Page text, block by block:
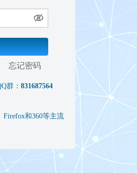
忘记密码
群： 831687564
Firefox和360等主流